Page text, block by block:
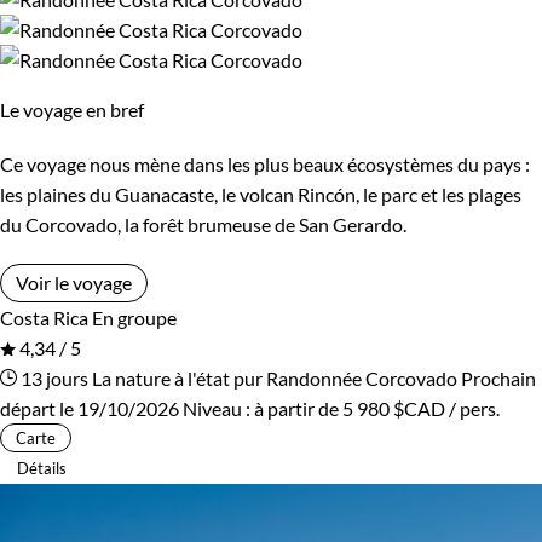
Cap-Vert Chili
Chine
Congo Corée du Sud
Costa Rica Croatie
Cuba
Egypte
Espagne Estonie
Eswatini
Trek Vélo
VTT / Gravel
Afficher plus
Budget
De 1 250 à 2 000 $CAD
De 2 000 à 3 000 $CAD
Plus de 3 000 $CAD
Le voyage en bref
Ce voyage nous mène dans les plus beaux écosystèmes du pays :
les plaines du Guanacaste, le volcan Rincón, le parc et les plages
du Corcovado, la forêt brumeuse de San Gerardo.
Voir le voyage
Costa Rica En groupe
4,34 / 5
13 jours La nature à l'état pur Randonnée Corcovado Prochain
départ le 19/10/2026 Niveau : à partir de 5 980 $CAD / pers.
Carte
Détails